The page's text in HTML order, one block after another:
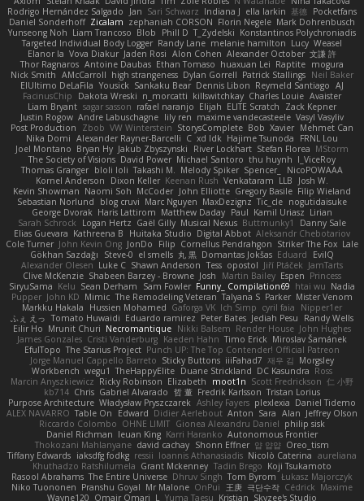
Rodrigo Hernández Salgado
Jan Sari Schwarz Indiana J ella larkin 基德
Pocketfans
Daniel Sonderhoff Zicalam zephaniah CORSON Florin Negele Mark Dohrenbusch
Yunseong Noh Liam Trancoso Blob Phill D T_Zydelski Konstantinos Polychroniadis
Targeted Individual Body Logger Randy Lane melanie hamilton Lucy Weasel
Elanor la Vova Diakur Jaden Rosi Alon Cohen Alexander October 文謙 許
Thor Ragnaros Antoine Daubas Ethan Tomaso huaxuan Lei Raptite mogura
Nick Smith AMcCarroll high strangeness Dylan Gorrell Patrick Stallings Neil Baker
ElUltimo DeLaFila Yousick Sankaku Bear Dennis Libon Reymeld Santiago AJ
FacinusChip
Dakota Wreski n_morcatti killswitchkay Charles Louie Avaister
Liam Bryant sagar sasson rafael naranjo Elijah ELITE Scratch
Zack Kepner
Justin Rogow Andre Labuschagne lily ren maxime vandecasteele Vasyl Vasyliv
Post Production
Zbob VW Winterstein StorysComplete Bob Xavier Mehmet Can
Nika Domi Alexander Rayner-Barcelli C xd Idk Hajime Tsunoda
FRNL Lou
Joel Montano Bryan Hy Jakub Zbyszynski River Lockhart Stefan Florea MStorm
The Society of Visions David Power Michael Santoro thu huynh I_ViceRoy
Thomas Granger bloli loli Takashi M. Melody Spiker Spencer_
NicoPOWAAA
Kornel Anderson
Dixon Keller Keenan Rush Venkataram LLB
Josh W.
Kevin Showman Naomi Soh McCoder John Elliotte Gregory Basile Filip Wieland
Sebastian Norlund
blog cruvi Marc Nguyen MaxDezignz Tic_cle nogutidaisuke
George Dvorak Haris Lattirom Matthew Daday Paul Kamil Uriasz Lirian
Sarah Schrock
Logan Hertz Gaël Gilly Musical Nexus Buttmunky1
Danny Sale
Elias Guevara Kathreena B Huitaka Studio Digital Abbot Aleksandr Chebotariov
Cole Turner John Kevin Ong JonDo Filip Cornellus Pendrahgon Striker The Fox Lale
Gökhan Sazdağı
Steve-0 el smells 丸 黒 Domantas Jokšas Eduard
EvilQ
Alexander Olesen Luke C Shawn Anderson Tess opostol Jiří Ptáček JamTarts
Clive McKenzie Shabeen Barzey - Browne Josh Martin Bailey Espen Princess
SiryuSama Kelu Sean Derham Sam Fowler Funny_ Compilation69 htai wu Nadia
Pupper John KD Mimic The Remodeling Veteran Talyana S Parker Mister Venom
Markku Hakala
Hussien Mohamed Gaforga VK Ich Simp cyril faia
Nipper1er
ふぇ えっ Tomato Huwaidi Eduardo ramirez Peter Bates Jediah Pesu
Randy Wells
Eilir Ho Mrunit Churi Necromantique Nikki Balsem Render House John Hughes
James Gonzales Cristi Vanderburg Kaeden Hahn Timo Erick Miroslav Šamánek
EfulTopo The Starius Project Punch UP: The Top Contender! Official Patreon
Jorge Manuel Cappello Barreto Sticky Buttons iiiFahad7 재우 김 Morgsley
Workbench wegu1 TheHappyElite Duane Strickland DC Kasundra Ross
Marcin Anyszkiewicz Ricky Robinson Elizabeth moot1n Scott Fredrickson 仁 小野
kb714 Chris Gabriel Alvarado 哲 董 Fredrik Karlsson Tristan Lorius
Purpose Architecture Władysław Pryszczarek Ashley Fayers plexlexia Daniel Tidemo
ALEX NAVARRO Table On Edward Didier Aerlebout Anton Sara Alan Jeffrey Olson
Riccardo Colombo OHNE LIMIT Gionea Alexandru Daniel philip sisk
Daniel Richman Ieuan King Karri Haranko Autonomous Frontier
Thokozani Mahlanyane david cachay Shonn Effner 얍 얍얍 Oreo_tism
Tiffany Edwards iaksdfg fodkg ressii Ioannis Athanasiadis Nicolò Caterina aureliana
Khuthadzo Ratshilumela Grant Mckenney Tadin Brego Koji Tsukamoto
Rasool Abrahams The Entire Universe Dhruv Singh Tom Byrom Łukasz Majorczyk
Niko Tuononen Pranshu Goyal Mr Malone OnPui 王庚 극단수작 Cédrick Maxime
Wayne120 Omair Omari L Yuma Taesu Kristian Skyzee's Studio